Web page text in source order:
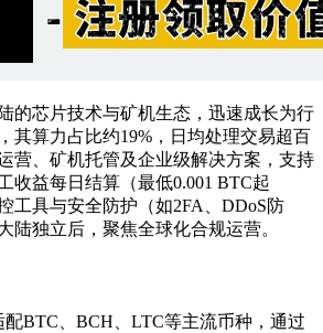
的芯片技术与矿机生态，迅速成长为行
其算力占比约19%，日均处理交易超百
营、矿机托管及企业级解决方案，支持
收益每日结算（最低0.001 BTC起
工具与安全防护（如2FA、DDoS防
陆独立后，聚焦全球化合规运营。
配BTC、BCH、LTC等主流币种，通过